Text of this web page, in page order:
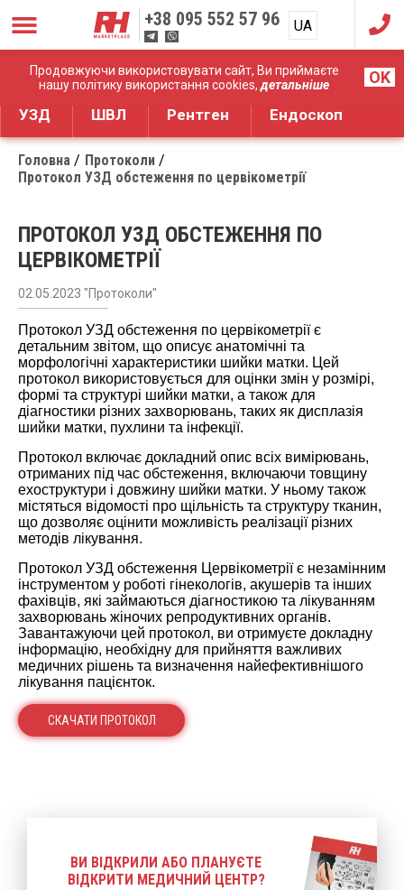
Продовжуючи використовувати сайт, Ви приймаєте
нашу політику використання cookies,детальніше OK
+38 095 552 57 96 UA
RU
Дистрибуція медичного обладнання
УЗД ШВЛ Рентген Ендоскоп
Головна
Протоколи
Протокол УЗД обстеження по цервікометрії
ПРОТОКОЛ УЗД ОБСТЕЖЕННЯ ПО
ЦЕРВІКОМЕТРІЇ
02.05.2023 "Протоколи"
Протокол УЗД обстеження по цервікометрії є
детальним звітом, що описує анатомічні та
морфологічні характеристики шийки матки. Цей
протокол використовується для оцінки змін у розмірі,
формі та структурі шийки матки, а також для
діагностики різних захворювань, таких як дисплазія
шийки матки, пухлини та інфекції.
Протокол включає докладний опис всіх вимірювань,
отриманих під час обстеження, включаючи товщину
ехоструктури і довжину шийки матки. У ньому також
містяться відомості про щільність та структуру тканин,
що дозволяє оцінити можливість реалізації різних
методів лікування.
Протокол УЗД обстеження Цервікометрії є незамінним
інструментом у роботі гінекологів, акушерів та інших
фахівців, які займаються діагностикою та лікуванням
захворювань жіночих репродуктивних органів.
Завантажуючи цей протокол, ви отримуєте докладну
інформацію, необхідну для прийняття важливих
медичних рішень та визначення найефективнішого
лікування пацієнток.
СКАЧАТИ ПРОТОКОЛ
ВИ ВІДКРИЛИ АБО ПЛАНУЄТЕ
ВІДКРИТИ МЕДИЧНИЙ ЦЕНТР?